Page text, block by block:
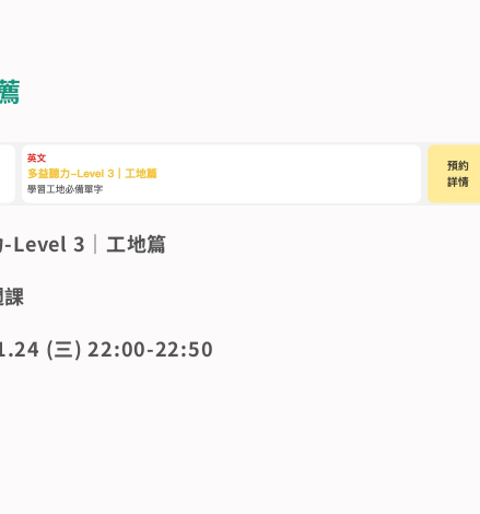
-Level 3｜工地篇
(三) 22:00-22:50